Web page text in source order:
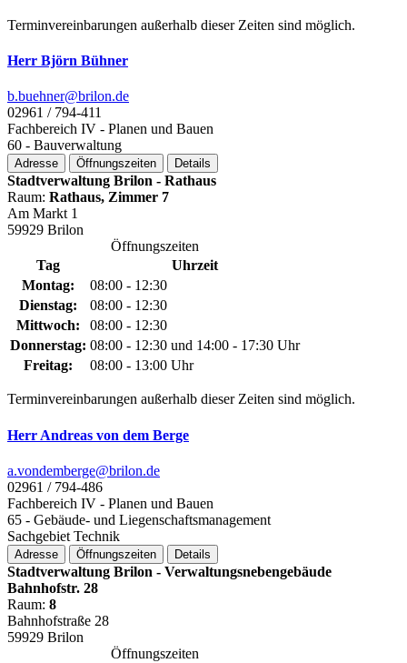
Terminvereinbarungen außerhalb dieser Zeiten sind möglich.
Herr Björn Bühner
b.buehner@­brilon.de
02961 / 794-411
Fachbereich IV - Planen und Bauen
60 - Bauverwaltung
Adresse Öffnungszeiten Details
Stadtverwaltung Brilon - Rathaus
Raum: Rathaus, Zimmer 7
Am Markt 1
59929 Brilon
Öffnungszeiten
Tag
Uhrzeit
Montag:
08:00 - 12:30
Dienstag:
08:00 - 12:30
Mittwoch:
08:00 - 12:30
Donnerstag: 08:00 - 12:30 und 14:00 - 17:30 Uhr
Freitag:
08:00 - 13:00 Uhr
Terminvereinbarungen außerhalb dieser Zeiten sind möglich.
Herr Andreas von dem Berge
a.vondemberge@­brilon.de
02961 / 794-486
Fachbereich IV - Planen und Bauen
65 - Gebäude- und Liegenschaftsmanagement
Sachgebiet Technik
Adresse Öffnungszeiten Details
Stadtverwaltung Brilon - Verwaltungsnebengebäude
Bahnhofstr. 28
Raum: 8
Bahnhofstraße 28
59929 Brilon
Öffnungszeiten